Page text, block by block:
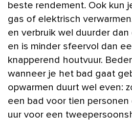
beste rendement. Ook kun
gas of elektrisch
en verbruik wel duurder
en is minder sfeervol dan
knapperend houtvuur.
wanneer je het bad gaat
opwarmen duurt wel even:
een bad voor tien
uur voor een